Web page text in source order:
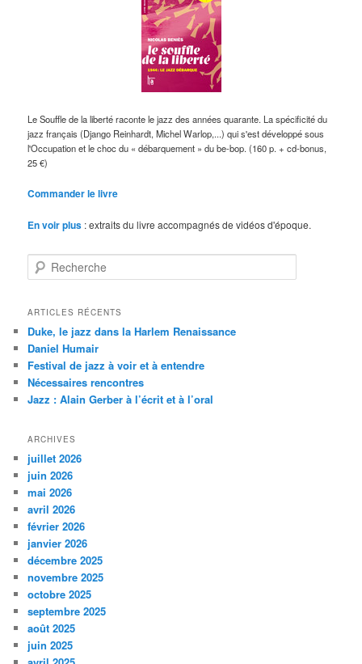
Le Souffle de la liberté raconte le jazz des années quarante. La spécificité du
jazz français (Django Reinhardt, Michel Warlop,...) qui s'est développé sous
l'Occupation et le choc du « débarquement » du be-bop. (160 p. + cd-bonus,
25 €)
Commander le livre
En voir plus : extraits du livre accompagnés de vidéos d'époque.
e
h
r
c
h
e
ARTICLES RÉCENTS
Duke, le jazz dans la Harlem Renaissance
Daniel Humair
Festival de jazz à voir et à entendre
Nécessaires rencontres
Jazz : Alain Gerber à l’écrit et à l’oral
ARCHIVES
juillet 2026
juin 2026
mai 2026
avril 2026
février 2026
janvier 2026
décembre 2025
novembre 2025
octobre 2025
septembre 2025
août 2025
juin 2025